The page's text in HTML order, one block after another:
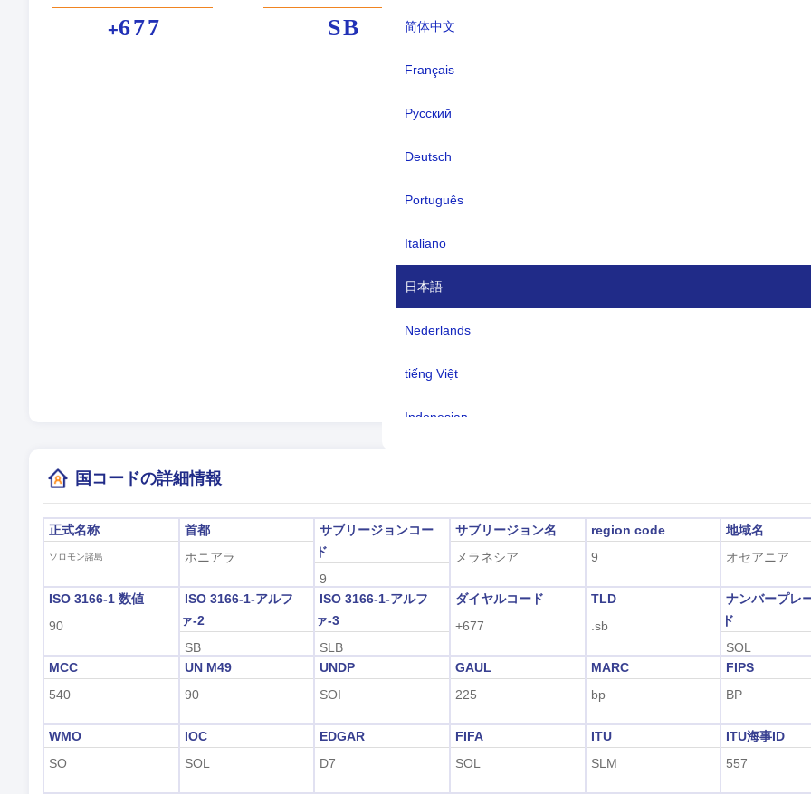
简体中文
Français
Русский
Deutsch
Português
Italiano
日本語
Nederlands
tiếng Việt
Indonesian
हिंदी
+677 SB
貨幣:
言語:
タイムゾーン:
(ホニアラ)
国コードの詳細情報
正式名称
ソロモン諸島
首都
ホニアラ
サブリージョンコー
ド
9
サブリージョン名
メラネシア
region code
9
地域名
オセアニア
ISO 3166-1 数値
90
ISO 3166-1-アルフ
ァ-2
SB
ISO 3166-1-アルフ
ァ-3
SLB
ダイヤルコード
+677
TLD
.sb
ナンバープレ
ド
SOL
MCC
540
UN M49
90
UNDP
SOI
GAUL
225
MARC
bp
FIPS
BP
WMO
SO
IOC
SOL
EDGAR
D7
FIFA
SOL
ITU
SLM
ITU海事ID
557